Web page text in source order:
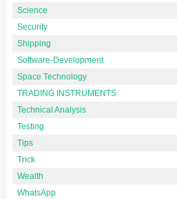
Science
Security
Shipping
Software-Development
Space Technology
TRADING INSTRUMENTS
Technical Analysis
Testing
Tips
Trick
Wealth
WhatsApp